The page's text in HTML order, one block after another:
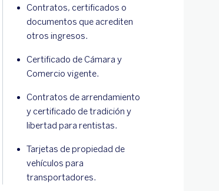
Contratos, certificados o
documentos que acrediten
otros ingresos.
Certificado de Cámara y
Comercio vigente.
Contratos de arrendamiento
y certificado de tradición y
libertad para rentistas.
Tarjetas de propiedad de
vehículos para
transportadores.